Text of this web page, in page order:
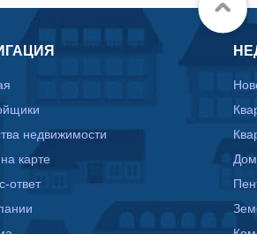
недвижимости
карте
ответ